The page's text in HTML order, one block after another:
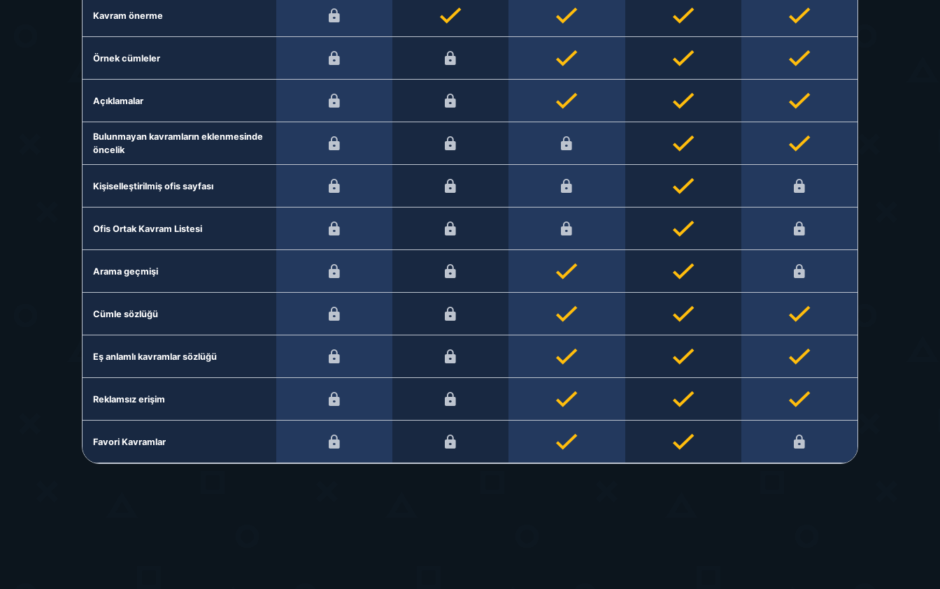
Kavram önerme
Örnek cümleler
Açıklamalar
Bulunmayan kavramların eklenmesinde
öncelik
Kişiselleştirilmiş ofis sayfası
Ofis Ortak Kavram Listesi
Arama geçmişi
Cümle sözlüğü
Eş anlamlı kavramlar sözlüğü
Reklamsız erişim
Favori Kavramlar